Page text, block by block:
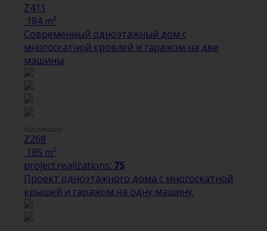
Z411
184 m²
Cовременный одноэтажный дом с
многоскатной кровлей и гаражом на две
машины
Z268
185 m²
project.realizations: 75
Проект одноэтажного дома с многоскатной
крышей и гаражом на одну машину.